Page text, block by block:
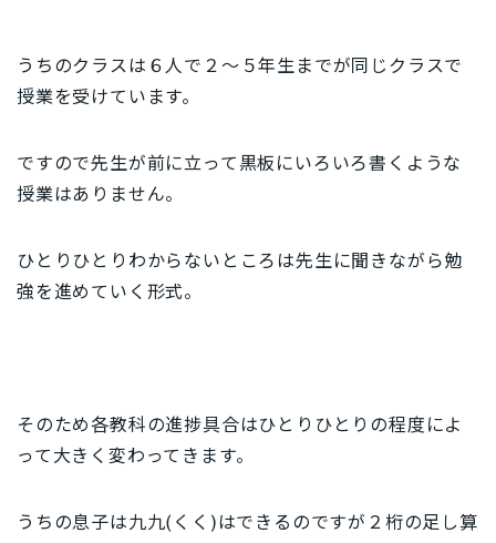
うちのクラスは６人で２～５年生までが同じクラスで
授業を受けています。
ですので先生が前に立って黒板にいろいろ書くような
授業はありません。
ひとりひとりわからないところは先生に聞きながら勉
強を進めていく形式。
そのため各教科の進捗具合はひとりひとりの程度によ
って大きく変わってきます。
うちの息子は九九(くく)はできるのですが２桁の足し算